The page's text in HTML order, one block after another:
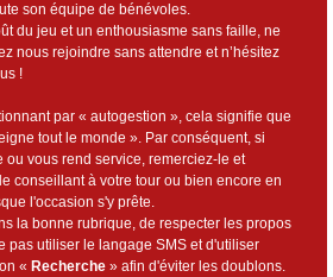
son équipe de bénévoles.
du jeu et un enthousiasme sans faille, ne
nous rejoindre sans attendre et n’hésitez
!
par « autogestion », cela signifie que
tout le monde ». Par conséquent, si
vous rend service, remerciez-le et
conseillant à votre tour ou bien encore en
l'occasion s'y prête.
la bonne rubrique, de respecter les propos
pas utiliser le langage SMS et d'utiliser
« Recherche » afin d'éviter les doublons.